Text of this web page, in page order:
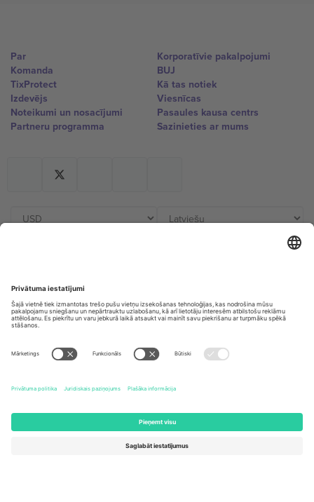
Par
Komanda
TixProtect
Izdevējs
Noteikumi un nosacījumi
Partneru programma
Korporatīvie pakalpojumi
BUJ
Kā tas notiek
Viesnīcas
Pasaules kausa centrs
Sazinieties ar mums
Germany
Unter den Linden 24, 10117
United Kingdom
167 City Road, London, Greater
Newark, Delaware 19713, United
States
Engelberg, Switzerland